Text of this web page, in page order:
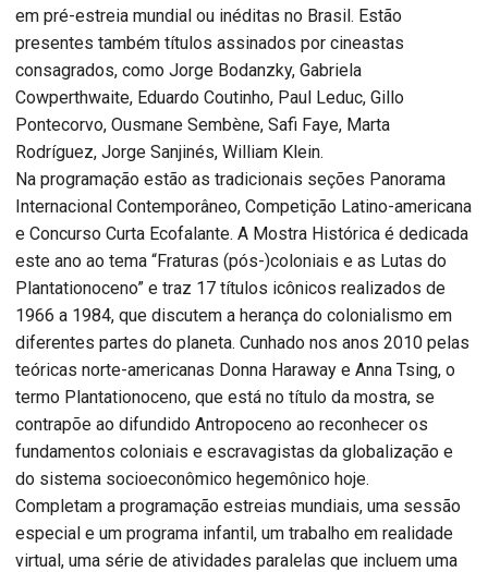
em pré-estreia mundial ou inéditas no Brasil. Estão
presentes também títulos assinados por cineastas
consagrados, como Jorge Bodanzky, Gabriela
Cowperthwaite, Eduardo Coutinho, Paul Leduc, Gillo
Pontecorvo, Ousmane Sembène, Safi Faye, Marta
Rodríguez, Jorge Sanjinés, William Klein.
Na programação estão as tradicionais seções Panorama
Internacional Contemporâneo, Competição Latino-americana
e Concurso Curta Ecofalante. A Mostra Histórica é dedicada
este ano ao tema “Fraturas (pós-)coloniais e as Lutas do
Plantationoceno” e traz 17 títulos icônicos realizados de
1966 a 1984, que discutem a herança do colonialismo em
diferentes partes do planeta. Cunhado nos anos 2010 pelas
teóricas norte-americanas Donna Haraway e Anna Tsing, o
termo Plantationoceno, que está no título da mostra, se
contrapõe ao difundido Antropoceno ao reconhecer os
fundamentos coloniais e escravagistas da globalização e
do sistema socioeconômico hegemônico hoje.
Completam a programação estreias mundiais, uma sessão
especial e um programa infantil, um trabalho em realidade
virtual, uma série de atividades paralelas que incluem uma